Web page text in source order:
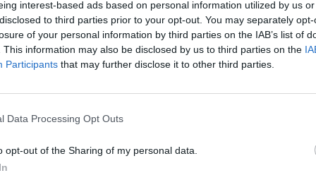
interest-based ads based on personal information utilized by us
to third parties prior to your opt-out. You may separately
of your personal information by third parties on the IAB’s list of
This information may also be disclosed by us to third parties on the
Participants that may further disclose it to other third parties.
Data Processing Opt Outs
opt-out of the Sharing of my personal data.
efekat na ljudsko tijelo. Ispostavlja se da sok od
u naru, može naći samo u mesu. Dakle, ako odlučite
za zdravlje možete dobiti iz nara.
ravnotežu u tijelu. Žene treba da obrate